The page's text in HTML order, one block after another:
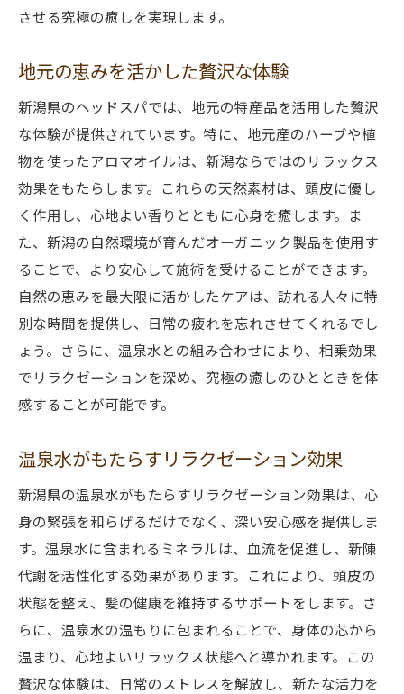
させる究極の癒しを実現します。
地元の恵みを活かした贅沢な体験
新潟県のヘッドスパでは、地元の特産品を活用した贅沢
な体験が提供されています。特に、地元産のハーブや植
物を使ったアロマオイルは、新潟ならではのリラックス
効果をもたらします。これらの天然素材は、頭皮に優し
く作用し、心地よい香りとともに心身を癒します。ま
た、新潟の自然環境が育んだオーガニック製品を使用す
ることで、より安心して施術を受けることができます。
自然の恵みを最大限に活かしたケアは、訪れる人々に特
別な時間を提供し、日常の疲れを忘れさせてくれるでし
ょう。さらに、温泉水との組み合わせにより、相乗効果
でリラクゼーションを深め、究極の癒しのひとときを体
感することが可能です。
温泉水がもたらすリラクゼーション効果
新潟県の温泉水がもたらすリラクゼーション効果は、心
身の緊張を和らげるだけでなく、深い安心感を提供しま
す。温泉水に含まれるミネラルは、血流を促進し、新陳
代謝を活性化する効果があります。これにより、頭皮の
状態を整え、髪の健康を維持するサポートをします。さ
らに、温泉水の温もりに包まれることで、身体の芯から
温まり、心地よいリラックス状態へと導かれます。この
贅沢な体験は、日常のストレスを解放し、新たな活力を